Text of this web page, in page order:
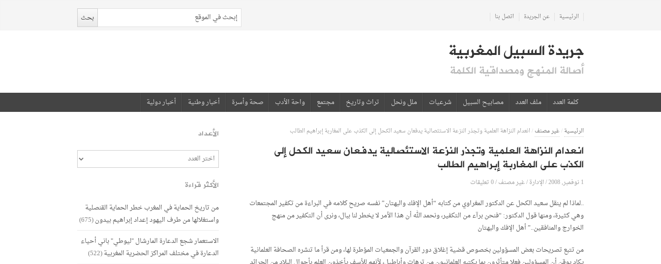
الرئيسية عن الجريدة اتصل بنا
جريدة السبيل المغربية
أصالة المنهج ومصداقية الكلمة
كلمة العدد ملف العدد مصابيح السبيل شرعيات ملل ونحل تراث وتاريخ مجتمع واحة الأدب صحة وأسرة أخبار وطنية أخبار دولية
الرئيسية/غير مصنف/انعدام النزاهة العلمية وتجذر النزعة الاستئصالية يدفعان سعيد الكحل إلى الكذب على المغاربة إبراهيم الطالب
انعدام النزاهة العلمية وتجذر النزعة الاستئصالية يدفعان سعيد الكحل إلى
الكذب على المغاربة إبراهيم الطالب
1 نوفمبر, 2008 /الإدارة/غير مصنف/0 تعليقات
..لماذا لم ينقل سعيد الكحل عن الدكتور المغراوي من كتابه “أهل الإفك والبهتان” نفسه صريح كلامه في البراءة من تكفير المجتمعات
وهي كثيرة، ومنها قول الدكتور: “فنحن برآء من التكفير، ونحمد الله أن هذا الأمر لا يخطر لنا ببال، ونرى أن التكفير من منهج
الخوارج والمنافقين..” أهل الإفك والبهتان
من تتبع تصريحات بعض المسؤولين بخصوص قضية إغلاق دور القرآن والجمعيات المؤطرة لها، ومن قرأ ما تنشره الصحافة العلمانية
الأعداد
الأكثر قراءة
من تاريخ الحماية في المغرب خطر الحماية القنصلية
واستغلالها من طرف اليهود إعداد إبراهيم بيدون(675)
الاستعمار شجع الدعارة المارشال "ليوطي" باني أحياء
الدعارة في مختلف المراكز الحضرية المغربية(522)